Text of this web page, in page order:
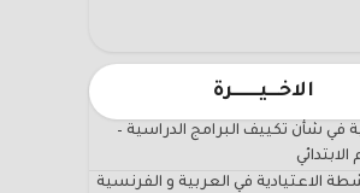
الاخـــيـــــــرة
في شأن تكييف البرامج الدراسية –
الاعتيادية في العربية و الفرنسية